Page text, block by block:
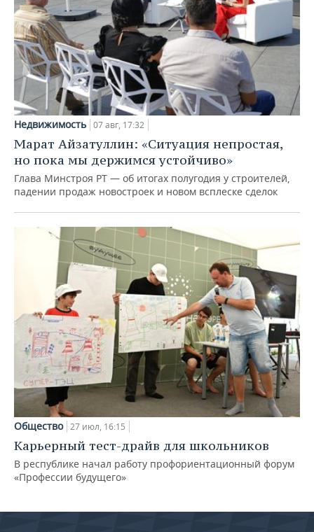
Недвижимость 07 авг, 17:32
Марат Айзатуллин: «Ситуация непростая,
но пока мы держимся устойчиво»
Глава Минстроя РТ — об итогах полугодия у строителей,
падении продаж новостроек и новом всплеске сделок
Общество 27 июл, 16:15
Карьерный тест-драйв для школьников
В республике начал работу профориентационный форум
«Профессии будущего»